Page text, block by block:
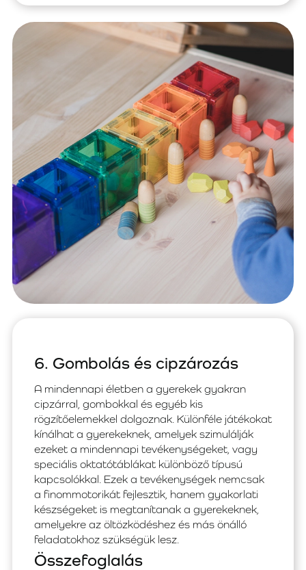
6. Gombolás és cipzározás
A mindennapi életben a gyerekek gyakran
cipzárral, gombokkal és egyéb kis
rögzítőelemekkel dolgoznak. Különféle játékokat
kínálhat a gyerekeknek, amelyek szimulálják
ezeket a mindennapi tevékenységeket, vagy
speciális oktatótáblákat különböző típusú
kapcsolókkal. Ezek a tevékenységek nemcsak
a finommotorikát fejlesztik, hanem gyakorlati
készségeket is megtanítanak a gyerekeknek,
amelyekre az öltözködéshez és más önálló
feladatokhoz szükségük lesz.
Összefoglalás